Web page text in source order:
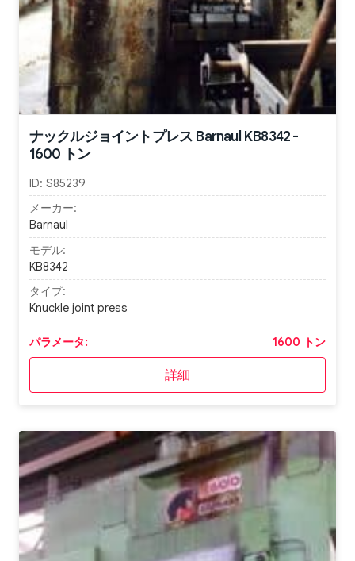
ナックルジョイントプレス Barnaul KB8342 -
1600 トン
ID: S85239
メーカー:
Barnaul
モデル:
KB8342
タイプ:
Knuckle joint press
パラメータ: 1600 トン
詳細